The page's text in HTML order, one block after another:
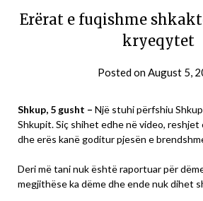
Erërat e fuqishme
kryeqytet
Posted onAugust 5,
Shkup, 5 gusht – Një stuhi përfshiu
Shkupit. Siç shihet edhe në video,
dhe erës kanë goditur pjesën e
Deri më tani nuk është raportuar për
megjithëse ka dëme dhe ende nuk dihet